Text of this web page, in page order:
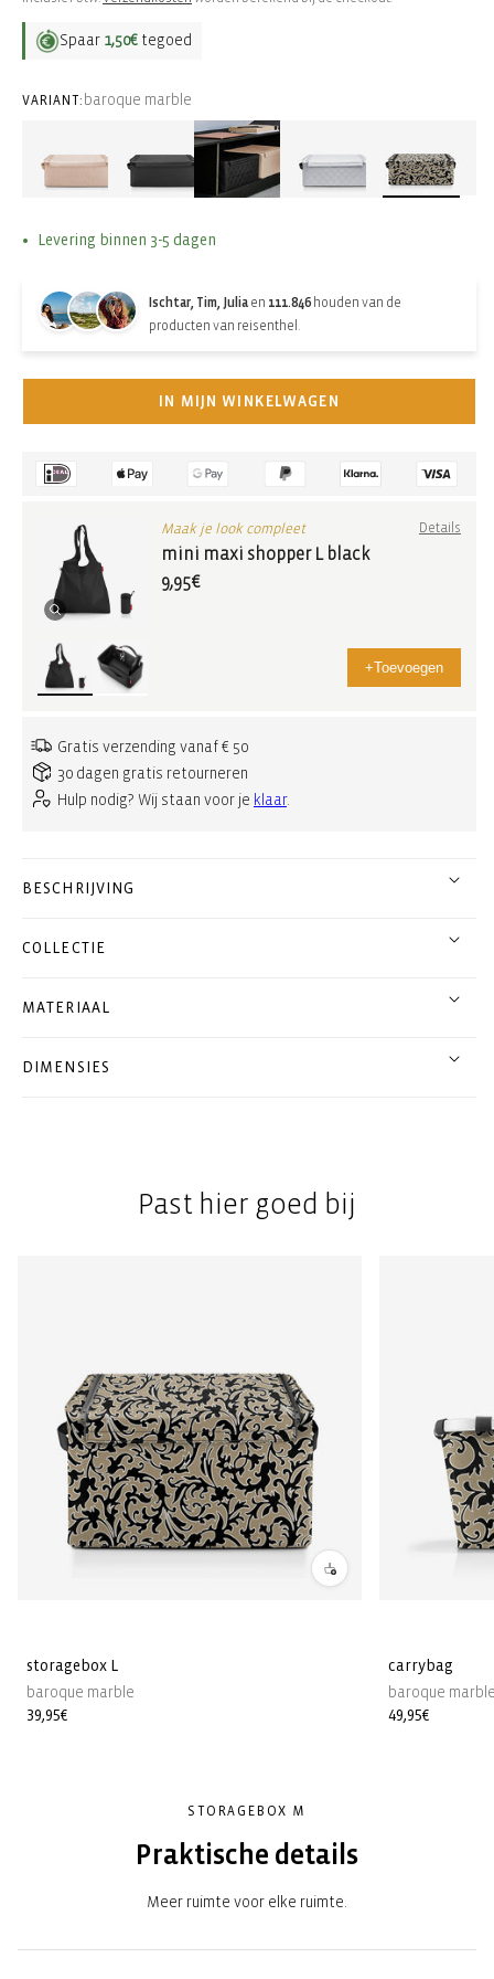
Spaar 1,50€ tegoed
VARIANT: baroque marble
Levering binnen 3-5 dagen
Ischtar, Tim, Julia en 111.846 houden van de
producten van reisenthel.
IN MIJN WINKELWAGEN
Maak je look compleet Details
mini maxi shopper L black
9,95€
+Toevoegen
Gratis verzending vanaf € 50
30 dagen gratis retourneren
Hulp nodig? Wij staan voor je klaar.
BESCHRIJVING
COLLECTIE
MATERIAAL
DIMENSIES
Past hier goed bij
storagebox L
baroque marble
Normale
39,95€
carrybag
baroque
Normale
49,95€
STORAGEBOX M
Praktische details
Meer ruimte voor elke ruimte.